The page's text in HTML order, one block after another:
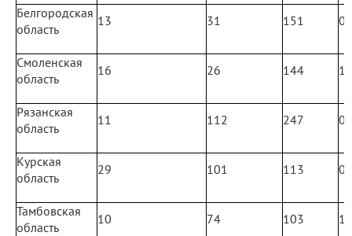
Белгородская
область
13 31 151 0
Смоленская
область
16 26 144 1
Рязанская
область
11 112 247 0
Курская
область
29 101 113 0
Тамбовская
область
10 74 103 1